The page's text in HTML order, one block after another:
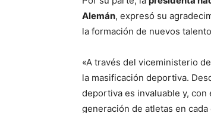
Alemán, expresó su
la formación de nuevos
«A través del viceministerio
la masificación deportiva.
deportiva es invaluable y,
generación de atletas en